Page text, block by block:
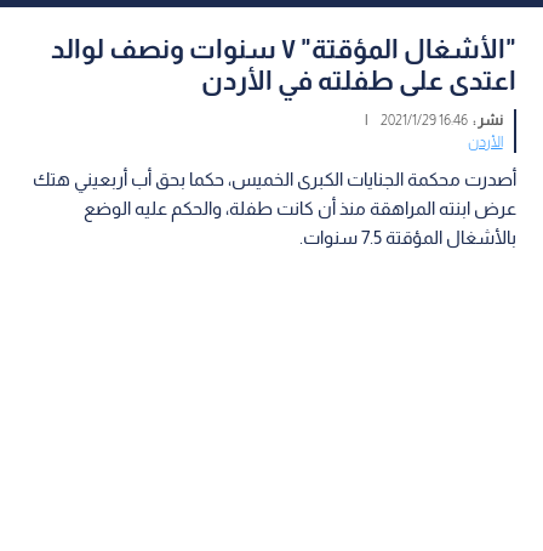
"الأشغال المؤقتة" ٧ سنوات ونصف لوالد
اعتدى على طفلته في الأردن
نشر :16:46 2021/1/29
|
الأردن
أصدرت محكمة الجنايات الكبرى الخميس، حكما بحق أب أربعيني هتك
عرض ابنته المراهقة منذ أن كانت طفلة، والحكم عليه الوضع
بالأشغال المؤقتة 7.5 سنوات.